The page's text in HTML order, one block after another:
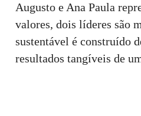
Augusto e Ana Paula
valores, dois líderes são
sustentável é construído
resultados tangíveis de